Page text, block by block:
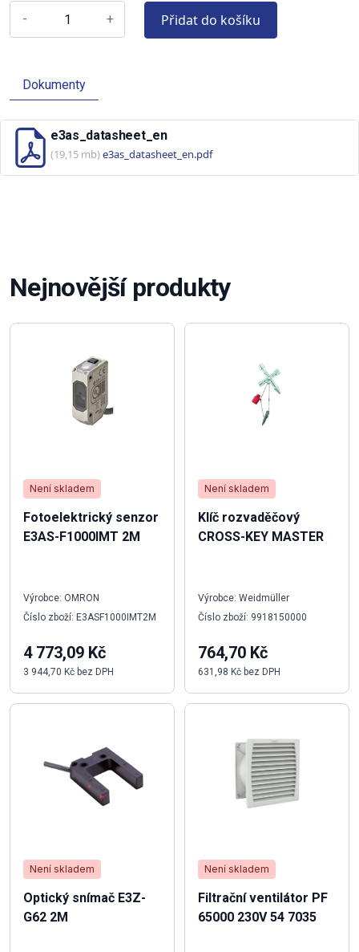
- + Přidat do košíku
Dokumenty
e3as_datasheet_en
(19,15 mb)e3as_datasheet_en.pdf
Nejnovější produkty
Není skladem
Fotoelektrický senzor
E3AS-F1000IMT 2M
Výrobce: OMRON
Číslo zboží: E3ASF1000IMT2M
4 773,09 Kč
3 944,70 Kč bez DPH
Není skladem
Optický snímač E3Z-
G62 2M
Není skladem
Klíč rozvaděčový
CROSS-KEY MASTER
Výrobce: Weidmüller
Číslo zboží: 9918150000
764,70 Kč
631,98 Kč bez DPH
Není skladem
Filtrační ventilátor PF
65000 230V 54 7035